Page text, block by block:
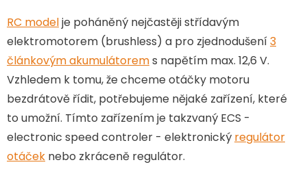
RC modelje poháněný nejčastěji střídavým
elektromotorem (brushless) a pro zjednodušení3
článkovým akumulátorems napětím max. 12,6 V.
Vzhledem k tomu, že chceme otáčky motoru
bezdrátově řídit, potřebujeme nějaké zařízení, které
to umožní. Tímto zařízením je takzvaný ECS -
electronic speed controler - elektronický regulátor
otáček nebo zkráceně regulátor.